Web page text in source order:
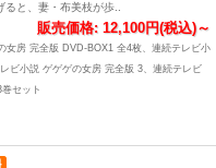
ると、妻・布美枝が歩..
販売価格: 12,100円(税込)～
女房 完全版 DVD-BOX1 全4枚、連続テレビ小
ビ小説 ゲゲゲの女房 完全版 3、連続テレビ
セット